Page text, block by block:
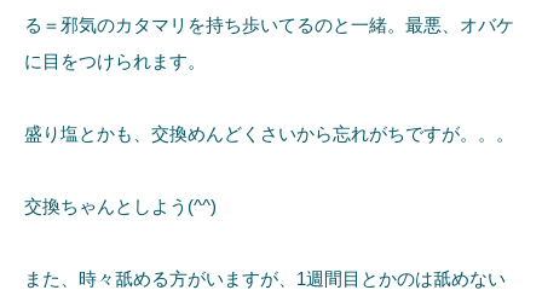
る＝邪気のカタマリを持ち歩いてるのと一緒。最悪、オバケ
に目をつけられます。
盛り塩とかも、交換めんどくさいから忘れがちですが。。。
交換ちゃんとしよう(^^)
また、時々舐める方がいますが、1週間目とかのは舐めない